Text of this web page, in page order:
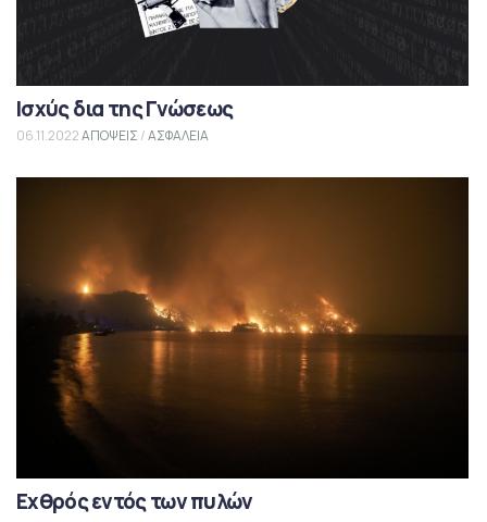
Ισχύς δια της Γνώσεως
06.11.2022ΑΠΟΨΕΙΣ /ΑΣΦΑΛΕΙΑ
Εχθρός εντός των πυλών